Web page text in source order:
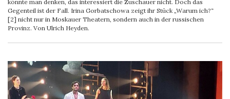
könnte man denken, das interessiert die Zuschauer nicht. Doch das
Gegenteil ist der Fall. Irina Gorbatschowa zeigt ihr Stück „Warum ich?“
[2] nicht nur in Moskauer Theatern, sondern auch in der russischen
Provinz. Von Ulrich Heyden.